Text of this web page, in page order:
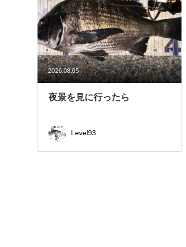
2026.08.05
夜景を見に行ったら
Level93